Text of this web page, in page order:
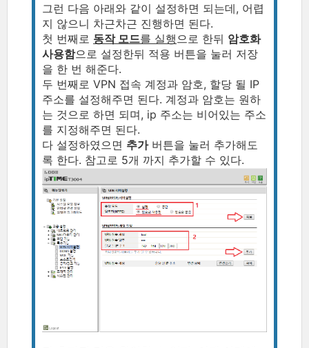
그런 다음 아래와 같이 설정하면 되는데, 어렵
지 않으니 차근차근 진행하면 된다.
첫 번째로 동작 모드를 실행 으로 한뒤 암호화
사용함으로 설정한뒤 적용 버튼을 눌러 저장
을 한 번 해준다.
두 번째로 VPN 접속 계정과 암호, 할당 될 IP
주소를 설정해주면 된다. 계정과 암호는 원하
는 것으로 하면 되며, ip 주소는 비어있는 주소
를 지정해주면 된다.
다 설정하였으면 추가버튼을 눌러 추가해도
록 한다. 참고로 5개 까지 추가할 수 있다.